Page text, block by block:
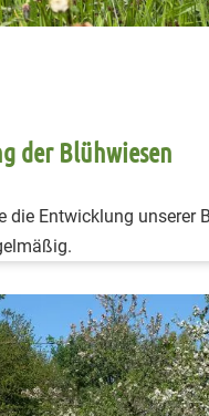
der Blühwiesen
die Entwicklung unserer